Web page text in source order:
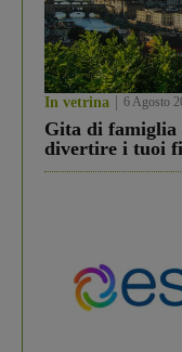
In vetrina 6 Agosto
Gita di famiglia
divertire i tuoi